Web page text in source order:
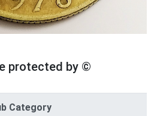
protected by ©
Category